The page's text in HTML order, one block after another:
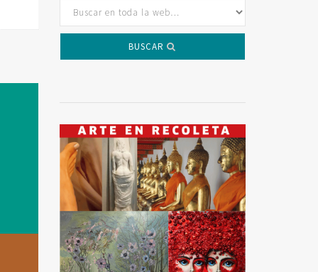
BUSCAR